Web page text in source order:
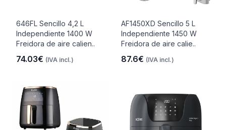
646FL Sencillo 4,2 L
Independiente 1400 W
Freidora de aire calien..
74.03€ (IVA incl.)
AF1450XD Sencillo 5 L
Independiente 1450 W
Freidora de aire calie..
87.6€ (IVA incl.)